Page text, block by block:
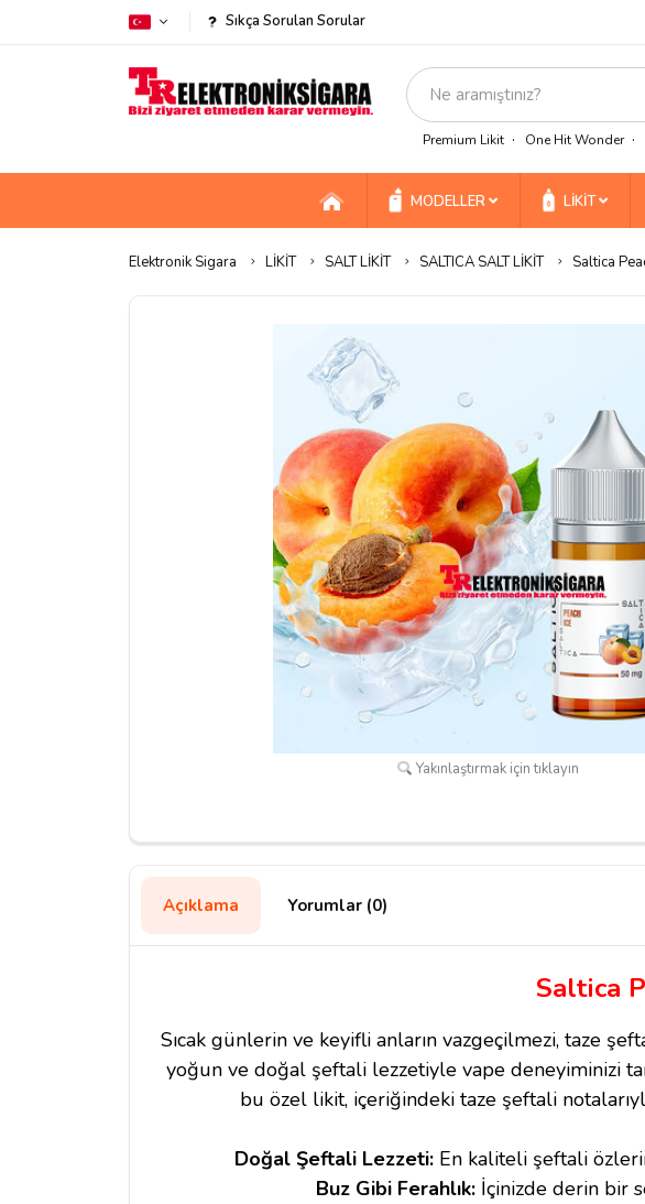
Sıkça Sorulan Sorular
Premium Likit One Hit Wonder
MODELLER LİKİT
Elektronik Sigara LİKİT SALT LİKİT SALTICA SALT LİKİT Saltica
Yakınlaştırmak için tıklayın
Açıklama Yorumlar (0)
Saltica
Sıcak günlerin ve keyifli anların vazgeçilmezi, taze
yoğun ve doğal şeftali lezzetiyle vape deneyiminizi
bu özel likit, içeriğindeki taze şeftali
Doğal Şeftali Lezzeti:En kaliteli şeftali
Buz Gibi Ferahlık: İçinizde derin bir